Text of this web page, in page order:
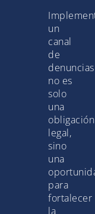
un
canal
de
denuncias
no es
solo
una
obligación
legal,
sino
una
para
fortalecer
la